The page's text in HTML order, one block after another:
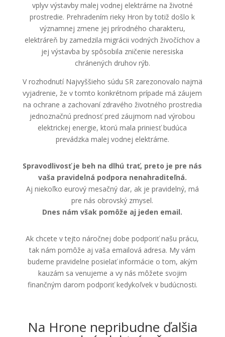
vplyv výstavby malej vodnej elektrárne na životné
prostredie. Prehradením rieky Hron by totiž došlo k
významnej zmene jej prírodného charakteru,
elektráreň by zamedzila migrácii vodných živočíchov a
jej výstavba by spôsobila zničenie neresiska
chránených druhov rýb.
V rozhodnutí Najvyššieho súdu SR zarezonovalo najmä
vyjadrenie, že v tomto konkrétnom prípade má záujem
na ochrane a zachovaní zdravého životného prostredia
jednoznačnú prednosť pred záujmom nad výrobou
elektrickej energie, ktorú mala priniesť budúca
prevádzka malej vodnej elektrárne.
Spravodlivosť je beh na dlhú trať, preto je pre nás
vaša pravidelná podpora nenahraditeľná.
Aj niekoľko eurový mesačný dar, ak je pravidelný, má
pre nás obrovský zmysel.
Dnes nám však pomôže aj jeden email.
Ak chcete v tejto náročnej dobe podporiť našu prácu,
tak nám pomôže aj vaša emailová adresa. My vám
budeme pravidelne posielať informácie o tom, akým
kauzám sa venujeme a vy nás môžete svojim
finančným darom podporiť kedykoľvek v budúcnosti.
Na Hrone nepribudne ďalšia